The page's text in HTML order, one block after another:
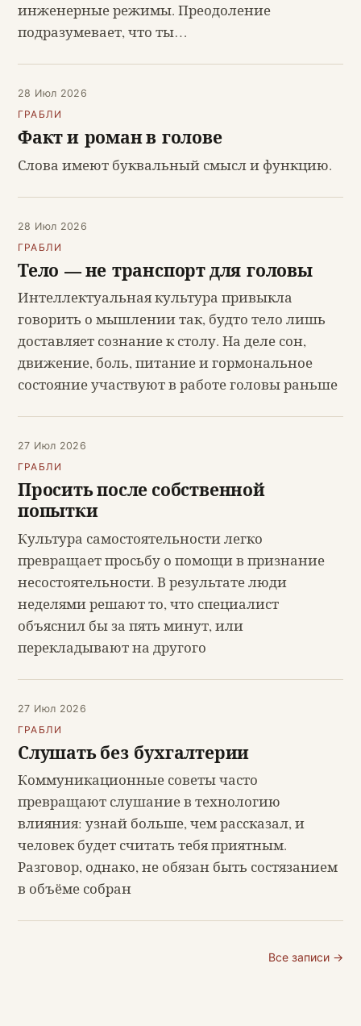
инженерные режимы. Преодоление
подразумевает, что ты…
28 Июл 2026
ГРАБЛИ
Факт и роман в голове
Слова имеют буквальный смысл и функцию.
28 Июл 2026
ГРАБЛИ
Тело — не транспорт для головы
Интеллектуальная культура привыкла
говорить о мышлении так, будто тело лишь
доставляет сознание к столу. На деле сон,
движение, боль, питание и гормональное
состояние участвуют в работе головы раньше
27 Июл 2026
ГРАБЛИ
Просить после собственной
попытки
Культура самостоятельности легко
превращает просьбу о помощи в признание
несостоятельности. В результате люди
неделями решают то, что специалист
объяснил бы за пять минут, или
перекладывают на другого
27 Июл 2026
ГРАБЛИ
Слушать без бухгалтерии
Коммуникационные советы часто
превращают слушание в технологию
влияния: узнай больше, чем рассказал, и
человек будет считать тебя приятным.
Разговор, однако, не обязан быть состязанием
в объёме собран
Все записи →